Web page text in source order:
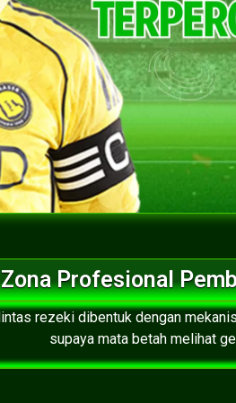
Profesional
rezeki dibentuk dengan
supaya mata betah melihat